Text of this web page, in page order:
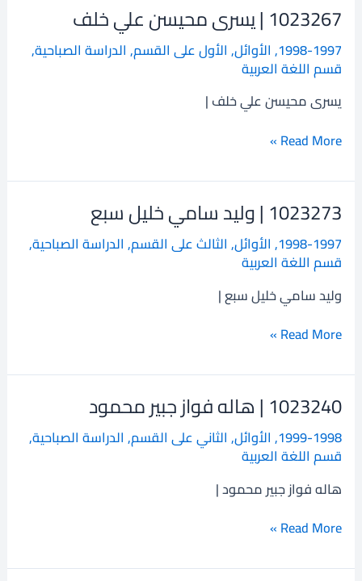
1023267 | يسرى محيسن علي خلف
1998-1997
, الأوائل, الأول على القسم, الدراسة الصباحية,
قسم اللغة العربية
يسرى محيسن علي خلف |
1023267
يسرى
محيسن
علي
خلف
Read More »
1023273 | وليد سامي خليل سبع
1998-1997
, الأوائل, الثالث على القسم, الدراسة الصباحية,
قسم اللغة العربية
وليد سامي خليل سبع |
1023273
وليد
سامي
خليل
سبع
Read More »
1023240 | هاله فواز جبير محمود
1999-1998
, الأوائل, الثاني على القسم, الدراسة الصباحية,
قسم اللغة العربية
هاله فواز جبير محمود |
1023240
هاله
فواز
جبير
محمود
Read More »